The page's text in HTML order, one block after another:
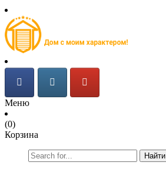
Меню
(0)
Корзина
Найти